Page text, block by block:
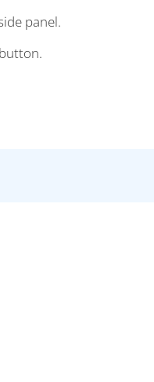
panel.